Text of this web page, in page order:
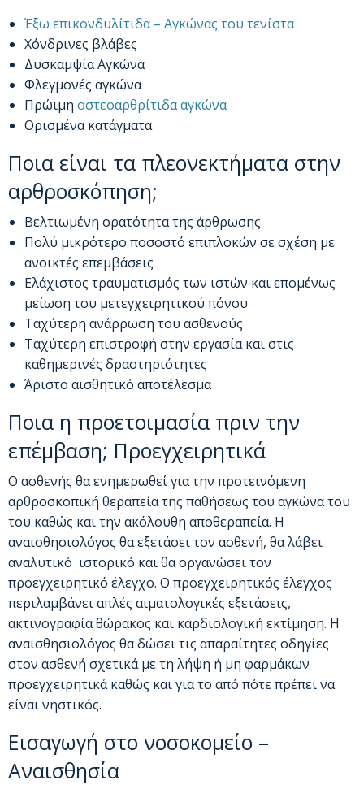
Έξω επικονδυλίτιδα – Αγκώνας του τενίστα
Χόνδρινες βλάβες
Δυσκαμψία Αγκώνα
Φλεγμονές αγκώνα
Πρώιμη οστεοαρθρίτιδα αγκώνα
Ορισμένα κατάγματα
Ποια είναι τα πλεονεκτήματα στην
αρθροσκόπηση;
Βελτιωμένη ορατότητα της άρθρωσης
Πολύ μικρότερο ποσοστό επιπλοκών σε σχέση με
ανοικτές επεμβάσεις
Ελάχιστος τραυματισμός των ιστών και επομένως
μείωση του μετεγχειρητικού πόνου
Ταχύτερη ανάρρωση του ασθενούς
Ταχύτερη επιστροφή στην εργασία και στις
καθημερινές δραστηριότητες
Άριστο αισθητικό αποτέλεσμα
Ποια η προετοιμασία πριν την
επέμβαση; Προεγχειρητικά
Ο ασθενής θα ενημερωθεί για την προτεινόμενη
αρθροσκοπική θεραπεία της παθήσεως του αγκώνα του
του καθώς και την ακόλουθη αποθεραπεία. Η
αναισθησιολόγος θα εξετάσει τον ασθενή, θα λάβει
αναλυτικό ιστορικό και θα οργανώσει τον
προεγχειρητικό έλεγχο. Ο προεγχειρητικός έλεγχος
περιλαμβάνει απλές αιματολογικές εξετάσεις,
ακτινογραφία θώρακος και καρδιολογική εκτίμηση. Η
αναισθησιολόγος θα δώσει τις απαραίτητες οδηγίες
στον ασθενή σχετικά με τη λήψη ή μη φαρμάκων
προεγχειρητικά καθώς και για το από πότε πρέπει να
είναι νηστικός.
Εισαγωγή στο νοσοκομείο –
Αναισθησία